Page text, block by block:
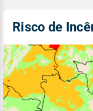
Risco de